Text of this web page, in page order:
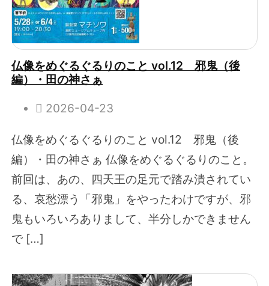
仏像をめぐるぐるりのこと vol.12 邪鬼（後
編）・田の神さぁ
2026-04-23
仏像をめぐるぐるりのこと vol.12 邪鬼（後
編）・田の神さぁ 仏像をめぐるぐるりのこと。
前回は、あの、四天王の足元で踏み潰されてい
る、哀愁漂う「邪鬼」をやったわけですが、邪
鬼もいろいろありまして、半分しかできません
で […]